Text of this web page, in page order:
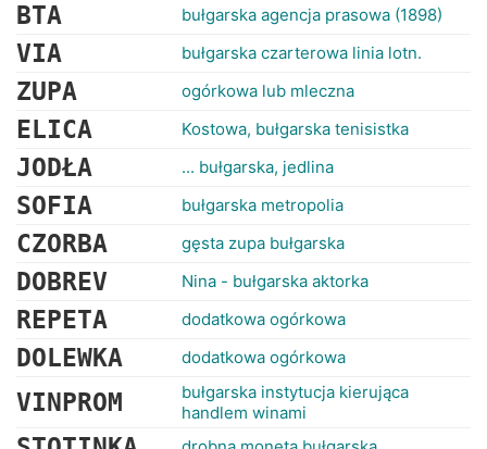
BTA bułgarska agencja prasowa (1898)
VIA bułgarska czarterowa linia lotn.
ZUPA ogórkowa lub mleczna
ELICA Kostowa, bułgarska tenisistka
JODŁA ... bułgarska, jedlina
SOFIA bułgarska metropolia
CZORBA gęsta zupa bułgarska
DOBREV Nina - bułgarska aktorka
REPETA dodatkowa ogórkowa
DOLEWKA dodatkowa ogórkowa
VINPROM
bułgarska instytucja kierująca
handlem winami